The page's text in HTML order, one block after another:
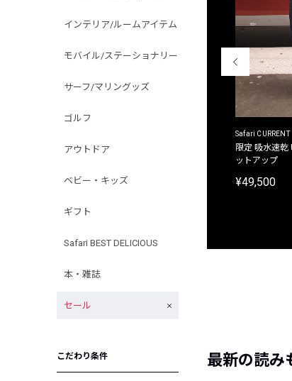
インテリア/ルームアイテム
モバイル/ステーショナリー
サーフ/マリングッズ
ゴルフ
アウトドア
ベビー・キッズ
ギフト
Safari BEST DELICIOUS
本・雑誌
セール
こだわり条件
別注限定 フード付き チェックシャツジャケット
Safari CURRENT
限定 吸水速乾
ットアップ
¥49,500
最新の読み